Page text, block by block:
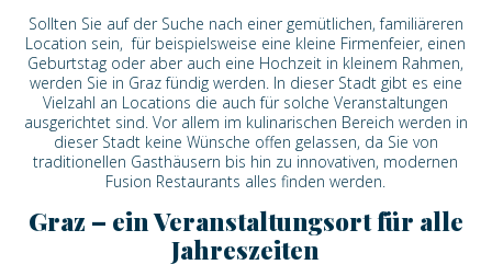
Sollten Sie auf der Suche nach einer gemütlichen, familiäreren
Location sein, für beispielsweise eine kleine Firmenfeier, einen
Geburtstag oder aber auch eine Hochzeit in kleinem Rahmen,
werden Sie in Graz fündig werden. In dieser Stadt gibt es eine
Vielzahl an Locations die auch für solche Veranstaltungen
ausgerichtet sind. Vor allem im kulinarischen Bereich werden in
dieser Stadt keine Wünsche offen gelassen, da Sie von
traditionellen Gasthäusern bis hin zu innovativen, modernen
Fusion Restaurants alles finden werden.
Graz – ein Veranstaltungsort für alle
Jahreszeiten